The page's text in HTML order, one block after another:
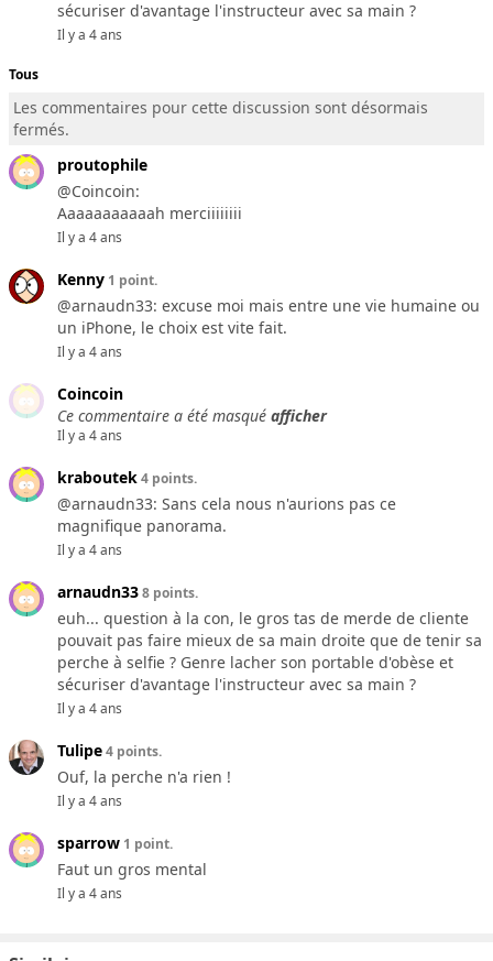
sécuriser d'avantage l'instructeur avec sa main ?
Il y a 4 ans
Tous
Les commentaires pour cette discussion sont désormais
fermés.
proutophile
@Coincoin:
Aaaaaaaaaaah merciiiiiiii
Il y a 4 ans
Kenny 1 point.
@arnaudn33: excuse moi mais entre une vie humaine ou
un iPhone, le choix est vite fait.
Il y a 4 ans
Coincoin
Ce commentaire a été masqué afficher
Il y a 4 ans
kraboutek4 points.
@arnaudn33: Sans cela nous n'aurions pas ce
magnifique panorama.
Il y a 4 ans
arnaudn338 points.
euh... question à la con, le gros tas de merde de cliente
pouvait pas faire mieux de sa main droite que de tenir sa
perche à selfie ? Genre lacher son portable d'obèse et
sécuriser d'avantage l'instructeur avec sa main ?
Il y a 4 ans
Tulipe4 points.
Ouf, la perche n'a rien !
Il y a 4 ans
sparrow 1 point.
Faut un gros mental
Il y a 4 ans